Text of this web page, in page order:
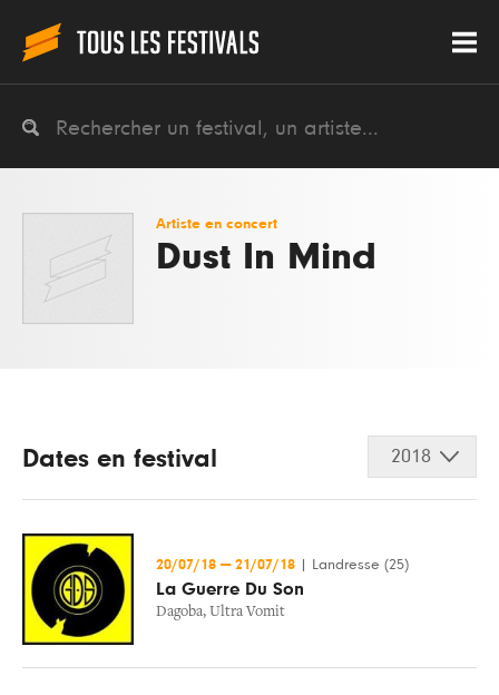
Artiste en concert
Dust In Mind
Dates en festival 2018
20/07/18 — 21/07/18 Landresse (25)
La Guerre Du Son
Dagoba, Ultra Vomit